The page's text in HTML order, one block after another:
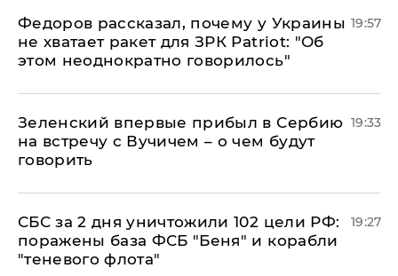
Федоров рассказал, почему у Украины
не хватает ракет для ЗРК Patriot: "Об
этом неоднократно говорилось"
19:57
Зеленский впервые прибыл в Сербию
на встречу с Вучичем – о чем будут
говорить
19:33
СБС за 2 дня уничтожили 102 цели РФ:
поражены база ФСБ "Беня" и корабли
"теневого флота"
19:27